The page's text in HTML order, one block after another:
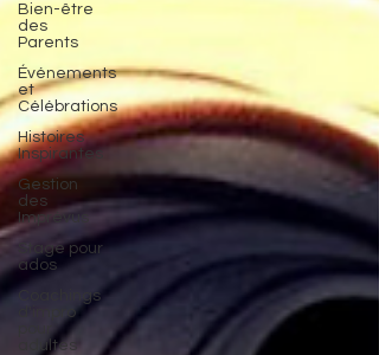
Bien-être
des
Parents
Événements
et
Célébrations
Histoires
Inspirantes
Gestion
des
Imprévus
Stage pour
ados
Coachings
d'impro
adultes